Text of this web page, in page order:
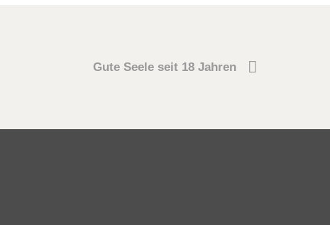
Gute Seele seit 18 Jahren